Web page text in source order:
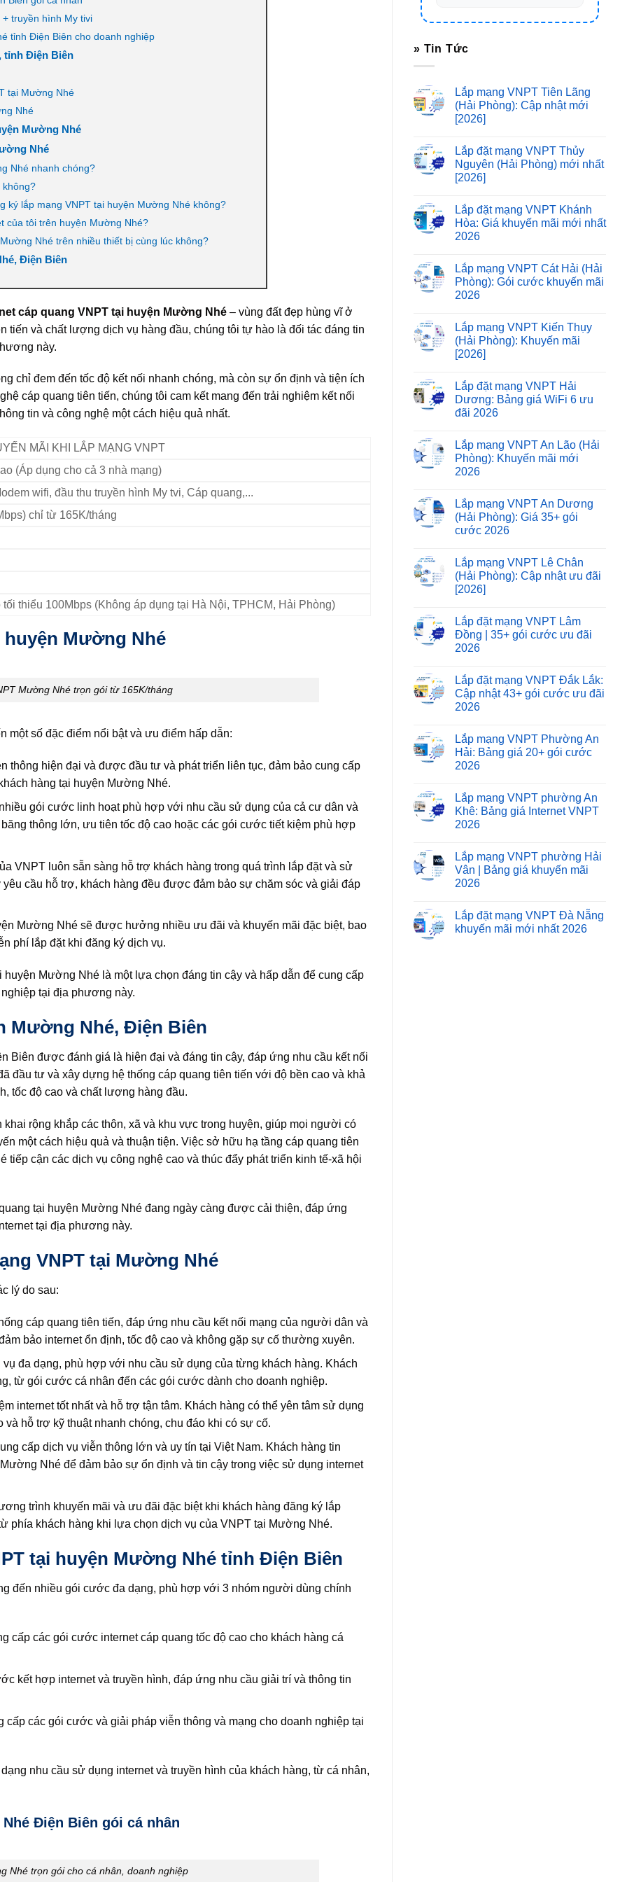
truyền hình My tivi
tỉnh Điện Biên cho doanh nghiệp
tỉnh Điện Biên
tại Mường Nhé
Nhé
Mường Nhé
Nhé
Nhé nhanh chóng?
không?
ký lắp mạng VNPT tại huyện Mường Nhé không?
của tôi trên huyện Mường Nhé?
Nhé trên nhiều thiết bị cùng lúc không?
Điện Biên
cáp quang VNPT tại huyện Mường Nhé – vùng đất đẹp hùng vĩ ở
tiến và chất lượng dịch vụ hàng đầu, chúng tôi tự hào là đối tác đáng tin
này.
chỉ đem đến tốc độ kết nối nhanh chóng, mà còn sự ổn định và tiện ích
cáp quang tiên tiến, chúng tôi cam kết mang đến trải nghiệm kết nối
tin và công nghệ một cách hiệu quả nhất.
MÃI KHI LẮP MẠNG VNPT
(Áp dụng cho cả 3 nhà mạng)
wifi, đầu thu truyền hình My tvi, Cáp quang,...
chỉ từ 165K/tháng
thiểu 100Mbps (Không áp dụng tại Hà Nội, TPHCM, Hải Phòng)
Mường Nhé
Mường Nhé trọn gói từ 165K/tháng
một số đặc điểm nổi bật và ưu điểm hấp dẫn:
thông hiện đại và được đầu tư và phát triển liên tục, đảm bảo cung cấp
hàng tại huyện Mường Nhé.
gói cước linh hoạt phù hợp với nhu cầu sử dụng của cả cư dân và
thông lớn, ưu tiên tốc độ cao hoặc các gói cước tiết kiệm phù hợp
VNPT luôn sẵn sàng hỗ trợ khách hàng trong quá trình lắp đặt và sử
cầu hỗ trợ, khách hàng đều được đảm bảo sự chăm sóc và giải đáp
Mường Nhé sẽ được hưởng nhiều ưu đãi và khuyến mãi đặc biệt, bao
phí lắp đặt khi đăng ký dịch vụ.
Mường Nhé là một lựa chọn đáng tin cậy và hấp dẫn để cung cấp
tại địa phương này.
Mường Nhé, Điện Biên
Biên được đánh giá là hiện đại và đáng tin cậy, đáp ứng nhu cầu kết nối
đầu tư và xây dựng hệ thống cáp quang tiên tiến với độ bền cao và khả
tốc độ cao và chất lượng hàng đầu.
rộng khắp các thôn, xã và khu vực trong huyện, giúp mọi người có
một cách hiệu quả và thuận tiện. Việc sở hữu hạ tầng cáp quang tiên
cận các dịch vụ công nghệ cao và thúc đẩy phát triển kinh tế-xã hội
tại huyện Mường Nhé đang ngày càng được cải thiện, đáp ứng
tại địa phương này.
VNPT tại Mường Nhé
lý do sau:
cáp quang tiên tiến, đáp ứng nhu cầu kết nối mạng của người dân và
bảo internet ổn định, tốc độ cao và không gặp sự cố thường xuyên.
đa dạng, phù hợp với nhu cầu sử dụng của từng khách hàng. Khách
từ gói cước cá nhân đến các gói cước dành cho doanh nghiệp.
internet tốt nhất và hỗ trợ tận tâm. Khách hàng có thể yên tâm sử dụng
hỗ trợ kỹ thuật nhanh chóng, chu đáo khi có sự cố.
cấp dịch vụ viễn thông lớn và uy tín tại Việt Nam. Khách hàng tin
Nhé để đảm bảo sự ổn định và tin cậy trong việc sử dụng internet
trình khuyến mãi và ưu đãi đặc biệt khi khách hàng đăng ký lắp
phía khách hàng khi lựa chọn dịch vụ của VNPT tại Mường Nhé.
tại huyện Mường Nhé tỉnh Điện Biên
đến nhiều gói cước đa dạng, phù hợp với 3 nhóm người dùng chính
cấp các gói cước internet cáp quang tốc độ cao cho khách hàng cá
kết hợp internet và truyền hình, đáp ứng nhu cầu giải trí và thông tin
các gói cước và giải pháp viễn thông và mạng cho doanh nghiệp tại
nhu cầu sử dụng internet và truyền hình của khách hàng, từ cá nhân,
Điện Biên gói cá nhân
Nhé trọn gói cho cá nhân, doanh nghiệp
» Tin Tức
Lắp mạng VNPT Tiên Lãng
(Hải Phòng): Cập nhật mới
[2026]
Lắp đặt mạng VNPT Thủy
Nguyên (Hải Phòng) mới nhất
[2026]
Lắp đặt mạng VNPT Khánh
Hòa: Giá khuyến mãi mới nhất
2026
Lắp mạng VNPT Cát Hải (Hải
Phòng): Gói cước khuyến mãi
2026
Lắp mạng VNPT Kiến Thụy
(Hải Phòng): Khuyến mãi
[2026]
Lắp đặt mạng VNPT Hải
Dương: Bảng giá WiFi 6 ưu
đãi 2026
Lắp mạng VNPT An Lão (Hải
Phòng): Khuyến mãi mới
2026
Lắp mạng VNPT An Dương
(Hải Phòng): Giá 35+ gói
cước 2026
Lắp mạng VNPT Lê Chân
(Hải Phòng): Cập nhật ưu đãi
[2026]
Lắp đặt mạng VNPT Lâm
Đồng | 35+ gói cước ưu đãi
2026
Lắp đặt mạng VNPT Đắk Lắk:
Cập nhật 43+ gói cước ưu đãi
2026
Lắp mạng VNPT Phường An
Hải: Bảng giá 20+ gói cước
2026
Lắp mạng VNPT phường An
Khê: Bảng giá Internet VNPT
2026
Lắp mạng VNPT phường Hải
Vân | Bảng giá khuyến mãi
2026
Lắp đặt mạng VNPT Đà Nẵng
khuyến mãi mới nhất 2026